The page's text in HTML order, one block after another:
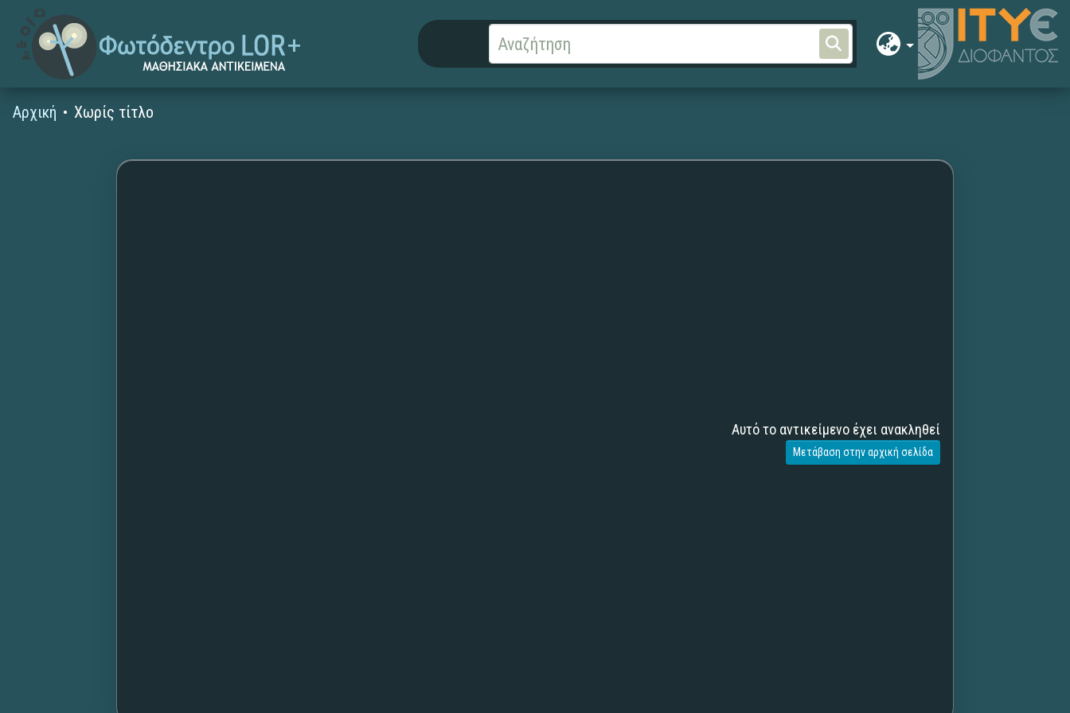
Αρχική Χωρίς τίτλο
Αυτό το αντικείμενο έχει ανακληθεί
Μετάβαση στην αρχική σελίδα